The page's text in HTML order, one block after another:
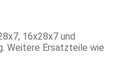
16x28x7 und
Weitere Ersatzteile wie